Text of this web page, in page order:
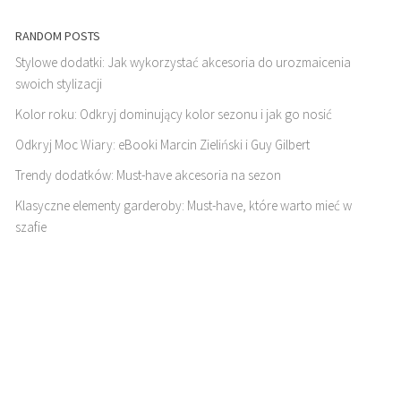
RANDOM POSTS
Stylowe dodatki: Jak wykorzystać akcesoria do urozmaicenia
swoich stylizacji
Kolor roku: Odkryj dominujący kolor sezonu i jak go nosić
Odkryj Moc Wiary: eBooki Marcin Zieliński i Guy Gilbert
Trendy dodatków: Must-have akcesoria na sezon
Klasyczne elementy garderoby: Must-have, które warto mieć w
szafie